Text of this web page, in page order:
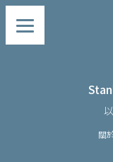
關